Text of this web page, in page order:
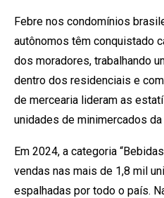
Febre nos condomínios
autônomos têm conquistado
dos moradores, trabalhando
dentro dos residenciais e
de mercearia lideram as
unidades de minimercados da
Em 2024, a categoria
vendas nas mais de 1,8 mil
espalhadas por todo o país.